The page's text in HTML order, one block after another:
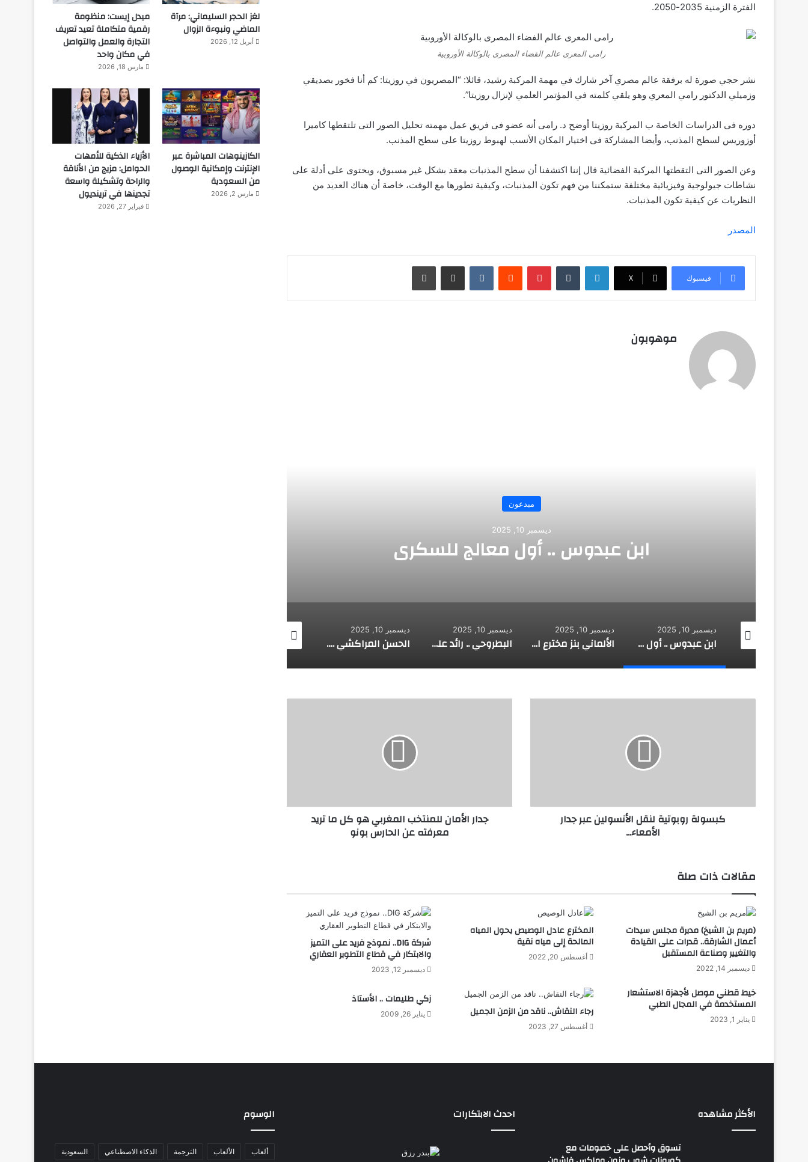
الفترة الزمنية 2035-2050.
رامى المعرى عالم الفضاء المصرى بالوكالة الأوروبية
نشر حجي صورة له برفقة عالم مصري آخر شارك في مهمة المركبة رشيد، قائلا: “المصريون في روزيتا: كم أنا فخور بصديقي
وزميلي الدكتور رامي المعري وهو يلقي كلمته في المؤتمر العلمي لإنزال روزيتا”.
دوره فى الدراسات الخاصة ب المركبة روزيتا أوضح د. رامى أنه عضو فى فريق عمل مهمته تحليل الصور التى تلتقطها كاميرا
أوزوريس لسطح المذنب، وأيضا المشاركة فى اختيار المكان الأنسب لهبوط روزيتا على سطح المذنب.
وعن الصور التى التقطتها المركبة الفضائية قال إننا اكتشفنا أن سطح المذنبات معقد بشكل غير مسبوق، ويحتوى على أدلة على
نشاطات جيولوجية وفيزيائية مختلفة ستمكننا من فهم تكون المذنبات، وكيفية تطورها مع الوقت، خاصة أن هناك العديد من
النظريات عن كيفية تكون المذنبات.
المصدر
فيسبوك ‫X
لينكدإن بينتيريست مشاركة عبر البريد طباعة
موهوبون
مبدعون
ديسمبر 10, 2025
ابن عبدوس .. أول معالج للسكري
المروزي: مكتشف علم الأجنة
ديسمبر 10, 2025
ابن عبدوس .. أول معالج للسكري
ديسمبر 10, 2025
الألماني بنز مخترع السيارة الحديثة
ديسمبر 10, 2025
البطروحي .. رائد علم الفلك الحديث
ديسمبر 10, 2025
الحسن المراكشي .. أعظم من صنف علم المثلثات أبو علي الحسن
ديسمبر 10, 2025
كبسولة روبوتية لنقل الأنسولين عبر جدار
الأمعاء...
تريد
جدار الأمان ​​للمنتخب المغربي هو كل ما تريد
معرفته عن الحارس بونو
مقالات ذات صلة
(مريم بن الشيخ) مديرة مجلس سيدات
أعمال الشارقة.. قدرات على القيادة
والتغيير وصناعة المستقبل
ديسمبر 14, 2022
المخترع عادل الوصيص يحول المياه
المالحة إلى مياه نقية
أغسطس 20, 2022
شركة DIG.. نموذج فريد على التميز
والابتكار في قطاع التطوير العقاري
ديسمبر 12, 2023
خيط قطني موصل لأجهزة الاستشعار
المستخدمة في المجال الطبي
يناير 1, 2023 رجاء النقاش.. ناقد من الزمن الجميل
أغسطس 27, 2023
زكي طليمات .. الأستاذ
يناير 26, 2009
لغز الحجر السليماني: مرآة
الماضي ونبوءة الزوال
أبريل 12, 2026
ميدل إيست: منظومة
رقمية متكاملة تعيد تعريف
التجارة والعمل والتواصل
في مكان واحد
مارس 18, 2026
الكازينوهات المباشرة عبر
الإنترنت وإمكانية الوصول
من السعودية
مارس 2, 2026
الأزياء الذكية للأمهات
الحوامل: مزيج من الأناقة
والراحة وتشكيلة واسعة
تجدينها في ترينديول
فبراير 27, 2026
الأكثر مشاهده
تسوق وأحصل على خصومات مع
احدث الابتكارات الوسوم
ألعاب الألعاب الترجمة الذكاء الاصطناعي السعودية